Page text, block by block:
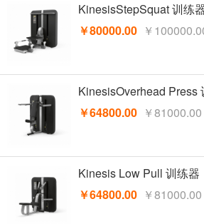
KinesisStepSquat 训练
￥80000.00 ￥
KinesisOverhead Press
￥64800.00 ￥81000.00
Kinesis Low Pull 训练器
￥64800.00 ￥81000.00